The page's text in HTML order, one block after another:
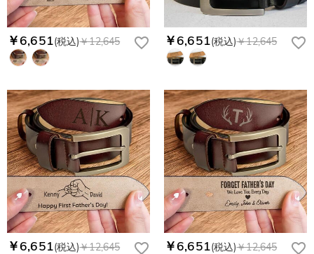
￥6,651(税込)￥12,645 ￥6,651(税込)￥12,645
￥6,651(税込)￥12,645 ￥6,651(税込)￥12,645